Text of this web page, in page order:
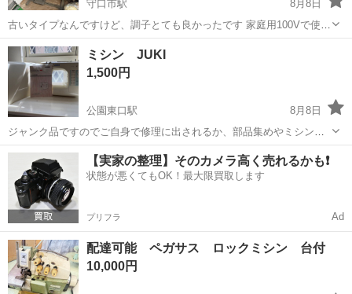
守口市駅
8月8日
古いタイプなんですけど、調子とても良かったです 家庭用100Vで使え
ます
大阪 守口市
ミシン JUKI
1,500円
公園東口駅
8月8日
ジャンク品ですのでご自身で修理に出されるか、部品集めやミシンの
修理が得意な方に！ ★動作確認済み ★下糸が出てきません おそらく
難点はそこくらいです
大阪 茨木市 公園東口駅
【実家の整理】そのカメラ高く売れるかも❗️
状態が悪くてもOK！最大限買取します
プリフラ Ad
配達可能 ペガサス ロックミシン 台付
10,000円